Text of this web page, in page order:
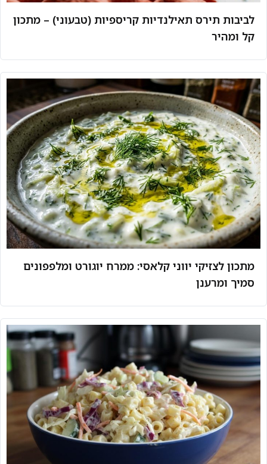
לביבות תירס תאילנדיות קריספיות (טבעוני) – מתכון
קל ומהיר
מתכון לצזיקי יווני קלאסי: ממרח יוגורט ומלפפונים
סמיך ומרענן